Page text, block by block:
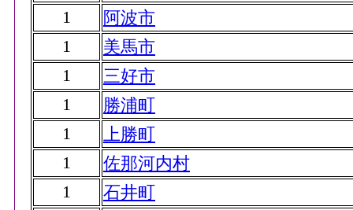
1
阿波市
1
美馬市
1
三好市
1
勝浦町
1
上勝町
1
佐那河内村
1
石井町